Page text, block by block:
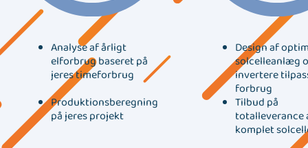
Analyse af årligt
elforbrug baseret på
jeres timeforbrug
Produktionsberegning
på jeres projekt
Design af
solcelleanlæg
invertere
forbrug
Tilbud på
totalleverance
komplet